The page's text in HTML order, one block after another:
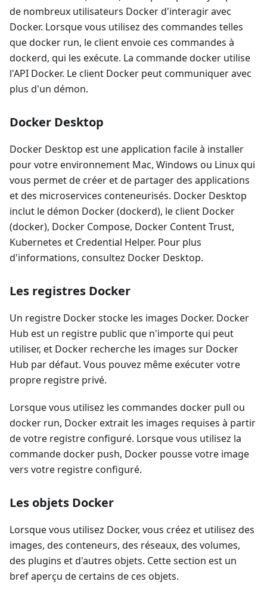
de nombreux utilisateurs Docker d'interagir avec
Docker. Lorsque vous utilisez des commandes telles
que docker run, le client envoie ces commandes à
dockerd, qui les exécute. La commande docker utilise
l'API Docker. Le client Docker peut communiquer avec
plus d'un démon.
Docker Desktop
Docker Desktop est une application facile à installer
pour votre environnement Mac, Windows ou Linux qui
vous permet de créer et de partager des applications
et des microservices conteneurisés. Docker Desktop
inclut le démon Docker (dockerd), le client Docker
(docker), Docker Compose, Docker Content Trust,
Kubernetes et Credential Helper. Pour plus
d'informations, consultez Docker Desktop.
Les registres Docker
Un registre Docker stocke les images Docker. Docker
Hub est un registre public que n'importe qui peut
utiliser, et Docker recherche les images sur Docker
Hub par défaut. Vous pouvez même exécuter votre
propre registre privé.
Lorsque vous utilisez les commandes docker pull ou
docker run, Docker extrait les images requises à partir
de votre registre configuré. Lorsque vous utilisez la
commande docker push, Docker pousse votre image
vers votre registre configuré.
Les objets Docker
Lorsque vous utilisez Docker, vous créez et utilisez des
images, des conteneurs, des réseaux, des volumes,
des plugins et d'autres objets. Cette section est un
bref aperçu de certains de ces objets.